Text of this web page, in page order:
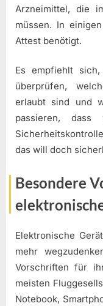
Arzneimittel, die
müssen. In
Attest benötigt.
Es empfiehlt
überprüfen,
erlaubt sind und
passieren, dass
das will doch
Besondere
Elektronische
mehr
Vorschriften für
meisten
Notebook,